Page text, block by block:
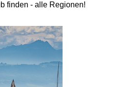
finden - alle Regionen!